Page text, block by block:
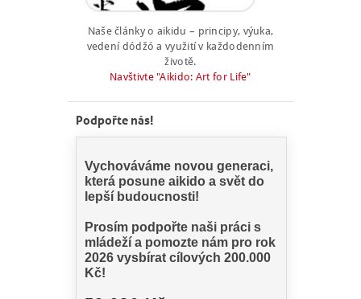
Naše články o aikidu – principy, výuka,
vedení dódžó a využití v každodenním
životě.
Navštivte "Aikido: Art for Life"
Podpořte nás!